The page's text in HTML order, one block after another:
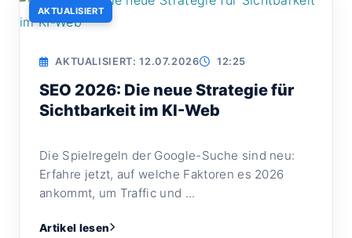
AKTUALISIERT
AKTUALISIERT: 12.07.2026 12:25
SEO 2026: Die neue Strategie für
Sichtbarkeit im KI-Web
Die Spielregeln der Google-Suche sind neu:
Erfahre jetzt, auf welche Faktoren es 2026
ankommt, um Traffic und ...
Artikel lesen